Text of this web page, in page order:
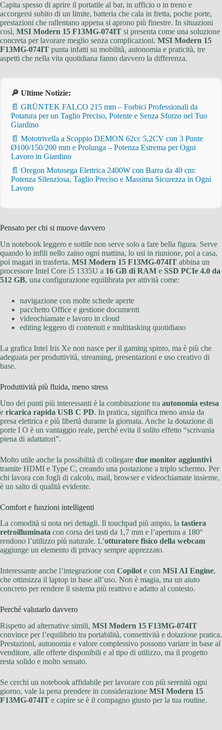
Capita spesso di aprire il portatile al bar, in ufficio o in treno e
accorgersi subito di un limite, batteria che cala in fretta, poche porte,
prestazioni che rallentano appena si aprono più finestre. In situazioni
così, MSI Modern 15 F13MG-074IT si presenta come una soluzione
concreta per lavorare meglio senza complicazioni. MSI Modern 15
F13MG-074IT punta infatti su mobilità, autonomia e praticità, tre
aspetti che nella vita quotidiana fanno davvero la differenza.
🔎 Ultime Notizie:
📄 GRÜNTEK FALCO 215 mm – Forbici Professionali da
Potatura per un Taglio Preciso, Potente e Senza Sforzo nel Tuo
Giardino
📄 Mototrivella a Scoppio DEMON 62cc 5,2CV con 3 Punte
Ø100/150/200 mm e Prolunga – Potenza Estrema per Ogni
Lavoro in Giardino
📄 Oregon Motosega Elettrica 2400W con Barra da 40 cm:
Potenza Silenziosa, Taglio Preciso e Massima Sicurezza in Ogni
Lavoro
Pensato per chi si muove davvero
Un notebook leggero e sottile non serve solo a fare bella figura. Serve
quando lo infili nello zaino ogni mattina, lo usi in riunione, poi a casa,
poi magari in trasferta. MSI Modern 15 F13MG-074IT abbina un
processore Intel Core i5 1335U a 16 GB di RAM e SSD PCIe 4.0 da
512 GB, una configurazione equilibrata per attività come:
navigazione con molte schede aperte
pacchetto Office e gestione documenti
videochiamate e lavoro in cloud
editing leggero di contenuti e multitasking quotidiano
La grafica Intel Iris Xe non nasce per il gaming spinto, ma è più che
adeguata per produttività, streaming, presentazioni e uso creativo di
base.
Produttività più fluida, meno stress
Uno dei punti più interessanti è la combinazione tra autonomia estesa
e ricarica rapida USB C PD. In pratica, significa meno ansia da
presa elettrica e più libertà durante la giornata. Anche la dotazione di
porte I O è un vantaggio reale, perché evita il solito effetto “scrivania
piena di adattatori”.
Molto utile anche la possibilità di collegare due monitor aggiuntivi
tramite HDMI e Type C, creando una postazione a triplo schermo. Per
chi lavora con fogli di calcolo, mail, browser e videochiamate insieme,
è un salto di qualità evidente.
Comfort e funzioni intelligenti
La comodità si nota nei dettagli. Il touchpad più ampio, la tastiera
retroilluminata con corsa dei tasti da 1,7 mm e l’apertura a 180°
rendono l’utilizzo più naturale. L’otturatore fisico della webcam
aggiunge un elemento di privacy sempre apprezzato.
Interessante anche l’integrazione con Copilote con MSI AI Engine,
che ottimizza il laptop in base all’uso. Non è magia, ma un aiuto
concreto per rendere il sistema più reattivo e adatto al contesto.
Perché valutarlo davvero
Rispetto ad alternative simili, MSI Modern 15 F13MG-074IT
convince per l’equilibrio tra portabilità, connettività e dotazione pratica.
Prestazioni, autonomia e valore complessivo possono variare in base al
venditore, alle offerte disponibili e al tipo di utilizzo, ma il progetto
resta solido e molto sensato.
Se cerchi un notebook affidabile per lavorare con più serenità ogni
giorno, vale la pena prendere in considerazione MSI Modern 15
F13MG-074IT e capire se è il compagno giusto per la tua routine.